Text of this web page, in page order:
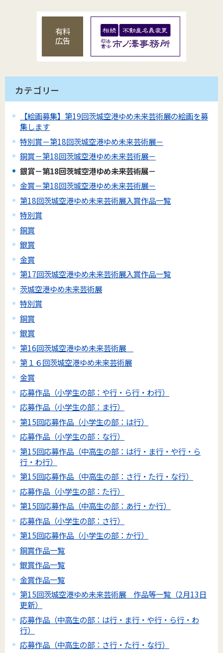
有料
広告
カテゴリー
【絵画募集】第19回茨城空港ゆめ未来芸術展の絵画を募
集します
特別賞－第18回茨城空港ゆめ未来芸術展－
銅賞－第18回茨城空港ゆめ未来芸術展－
銀賞－第18回茨城空港ゆめ未来芸術展－
金賞－第18回茨城空港ゆめ未来芸術展－
第18回茨城空港ゆめ未来芸術展入賞作品一覧
特別賞
銅賞
銀賞
金賞
第17回茨城空港ゆめ未来芸術展入賞作品一覧
茨城空港ゆめ未来芸術展
特別賞
銅賞
銀賞
第16回茨城空港ゆめ未来芸術展
第１６回茨城空港ゆめ未来芸術展
金賞
応募作品（小学生の部：や行・ら行・わ行）
応募作品（小学生の部：ま行）
第15回応募作品（小学生の部：は行）
応募作品（小学生の部：な行）
第15回応募作品（中高生の部：は行・ま行・や行・ら
行・わ行）
第15回応募作品（中高生の部：さ行・た行・な行）
応募作品（小学生の部：た行）
第15回応募作品（中高生の部：あ行・か行）
応募作品（小学生の部：さ行）
第15回応募作品（小学生の部：か行）
銅賞作品一覧
銀賞作品一覧
金賞作品一覧
第15回茨城空港ゆめ未来芸術展 作品等一覧（2月13日
更新）
応募作品（中高生の部：は行・ま行・や行・ら行・わ
行）
応募作品（中高生の部：さ行・た行・な行）